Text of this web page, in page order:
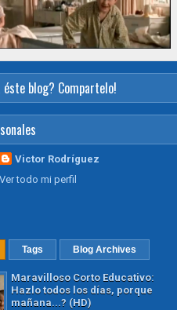
éste blog? Compartelo!
Victor Rodríguez
Ver todo mi perfil
Tags Blog Archives
Maravilloso Corto Educativo:
Hazlo todos los días, porque
mañana...? (HD)